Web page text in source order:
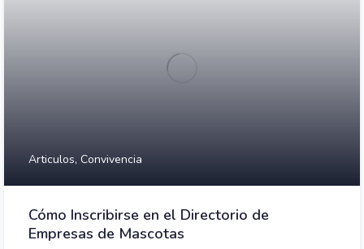
Articulos, Convivencia
Cómo Inscribirse en el Directorio de
Empresas de Mascotas